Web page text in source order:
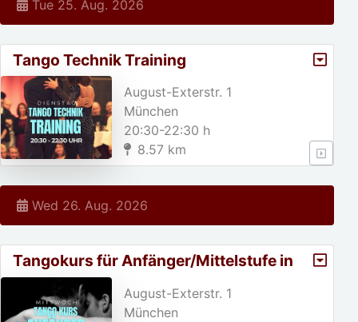
Tue 25. Aug. 2026
Tango Technik Training
August-Exterstr. 1
München
20:30-22:30 h
8.57 km
Wed 26. Aug. 2026
Tangokurs für Anfänger/Mittelstufe in
München
August-Exterstr. 1
München